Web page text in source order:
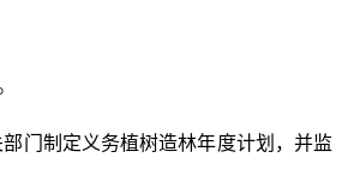
门制定义务植树造林年度计划，并监